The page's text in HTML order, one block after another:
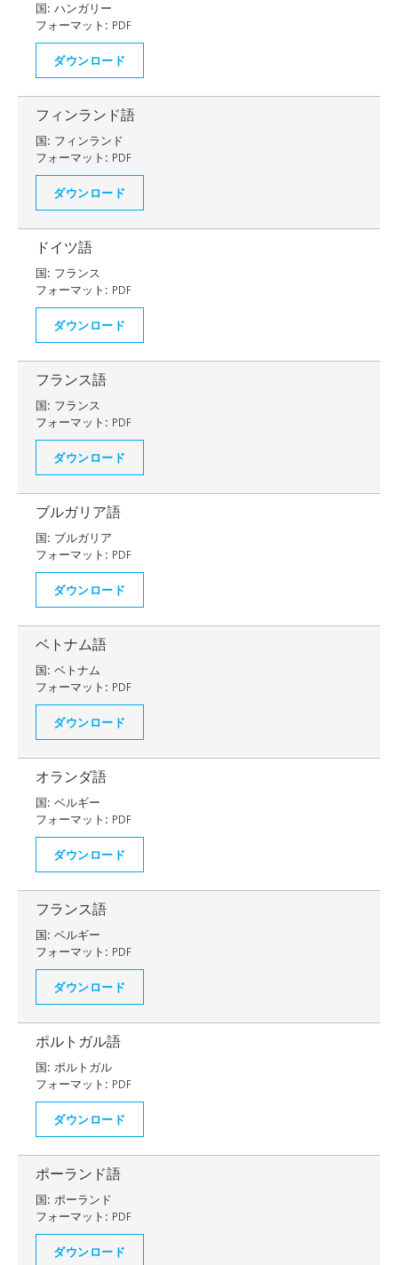
国: ハンガリー
フォーマット: PDF
ダウンロード
フィンランド語
国: フィンランド
フォーマット: PDF
ダウンロード
ドイツ語
国: フランス
フォーマット: PDF
ダウンロード
フランス語
国: フランス
フォーマット: PDF
ダウンロード
ブルガリア語
国: ブルガリア
フォーマット: PDF
ダウンロード
ベトナム語
国: ベトナム
フォーマット: PDF
ダウンロード
オランダ語
国: ベルギー
フォーマット: PDF
ダウンロード
フランス語
国: ベルギー
フォーマット: PDF
ダウンロード
ポルトガル語
国: ポルトガル
フォーマット: PDF
ダウンロード
ポーランド語
国: ポーランド
フォーマット: PDF
ダウンロード